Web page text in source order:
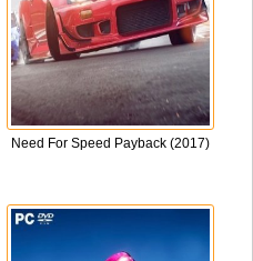
Need For Speed Payback (2017)